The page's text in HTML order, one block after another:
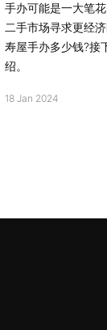
手办可能是一大笔
二手市场寻求更经
寿屋手办多少钱?接
绍。
18 Jan 2024